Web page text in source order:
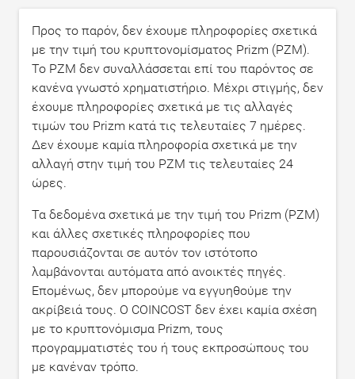
Προς το παρόν, δεν έχουμε πληροφορίες σχετικά
με την τιμή του κρυπτονομίσματος Prizm (PZM).
Το PZM δεν συναλλάσσεται επί του παρόντος σε
κανένα γνωστό χρηματιστήριο. Μέχρι στιγμής, δεν
έχουμε πληροφορίες σχετικά με τις αλλαγές
τιμών του Prizm κατά τις τελευταίες 7 ημέρες.
Δεν έχουμε καμία πληροφορία σχετικά με την
αλλαγή στην τιμή του PZM τις τελευταίες 24
ώρες.
Τα δεδομένα σχετικά με την τιμή του Prizm (PZM)
και άλλες σχετικές πληροφορίες που
παρουσιάζονται σε αυτόν τον ιστότοπο
λαμβάνονται αυτόματα από ανοικτές πηγές.
Επομένως, δεν μπορούμε να εγγυηθούμε την
ακρίβειά τους. Ο COINCOST δεν έχει καμία σχέση
με το κρυπτονόμισμα Prizm, τους
προγραμματιστές του ή τους εκπροσώπους του
με κανέναν τρόπο.